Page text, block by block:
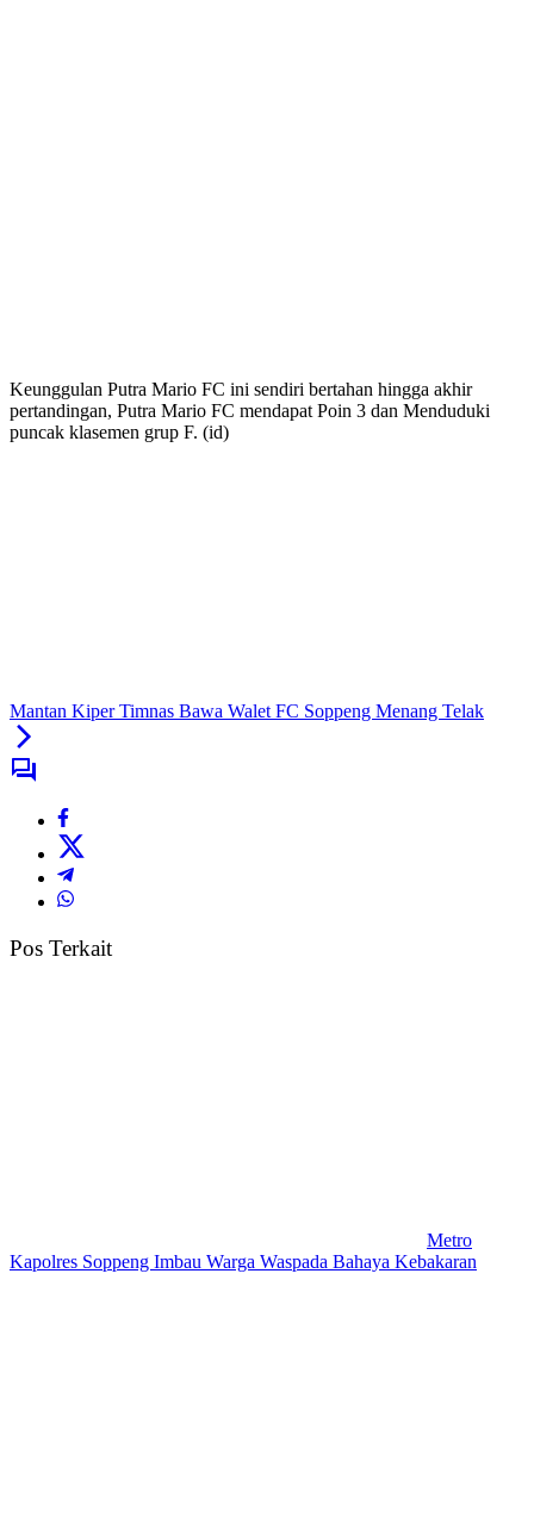
Keunggulan Putra Mario FC ini sendiri bertahan hingga akhir
pertandingan, Putra Mario FC mendapat Poin 3 dan Menduduki
puncak klasemen grup F. (id)
Mantan Kiper Timnas Bawa Walet FC Soppeng Menang Telak
Pos Terkait
Metro
Kapolres Soppeng Imbau Warga Waspada Bahaya Kebakaran